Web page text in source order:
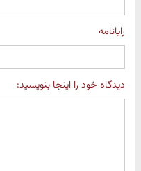
رایانامه
دیدگاه خود را اینجا بنویسید: